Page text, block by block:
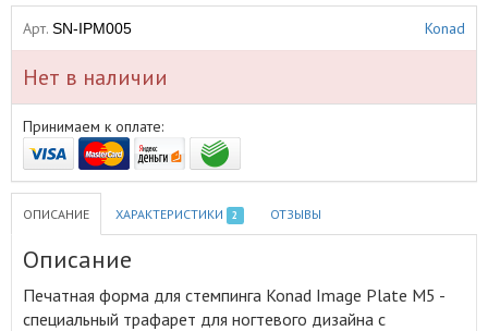
Арт. SN-IPM005 Konad
Нет в наличии
Принимаем к оплате:
ОПИСАНИЕ ХАРАКТЕРИСТИКИ 2 ОТЗЫВЫ
Описание
Печатная форма для стемпинга Konad Image Plate М5 -
специальный трафарет для ногтевого дизайна с